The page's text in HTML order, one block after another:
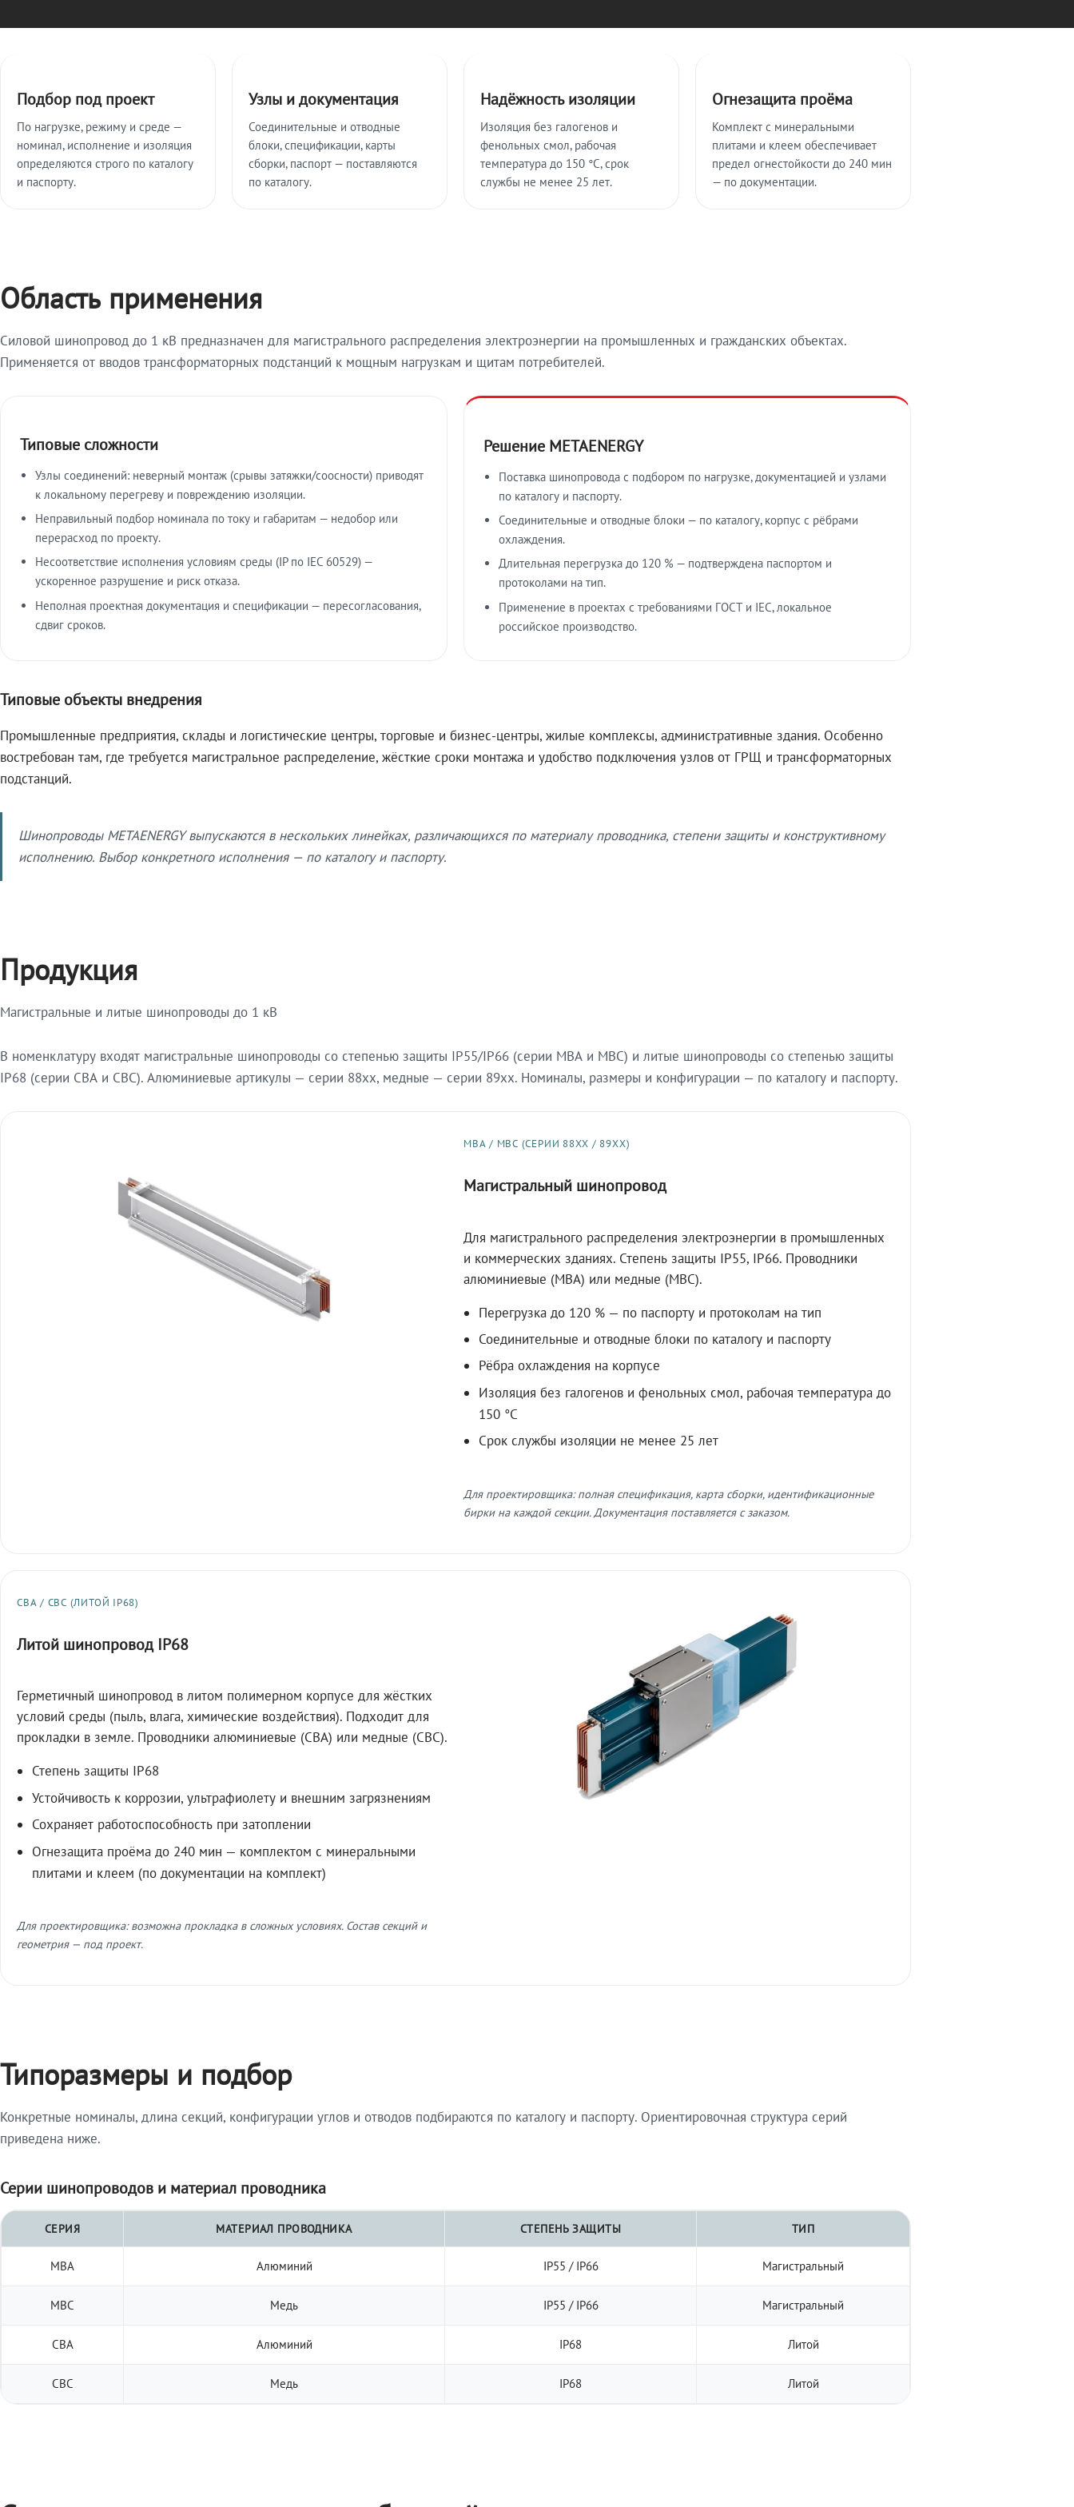
Подбор под проект
По нагрузке, режиму и среде —
номинал, исполнение и изоляция
определяются строго по каталогу
и паспорту.
Узлы и документация
Соединительные и отводные
блоки, спецификации, карты
сборки, паспорт — поставляются
по каталогу.
Надёжность изоляции
Изоляция без галогенов и
фенольных смол, рабочая
температура до 150 °C, срок
службы не менее 25 лет.
Огнезащита проёма
Комплект с минеральными
плитами и клеем обеспечивает
предел огнестойкости до 240 мин
— по документации.
Область применения
Силовой шинопровод до 1 кВ предназначен для магистрального распределения электроэнергии на промышленных и гражданских объектах.
Применяется от вводов трансформаторных подстанций к мощным нагрузкам и щитам потребителей.
Типовые сложности
Узлы соединений: неверный монтаж (срывы затяжки/соосности) приводят
к локальному перегреву и повреждению изоляции.
Неправильный подбор номинала по току и габаритам — недобор или
перерасход по проекту.
Несоответствие исполнения условиям среды (IP по IEC 60529) —
ускоренное разрушение и риск отказа.
Неполная проектная документация и спецификации — пересогласования,
сдвиг сроков.
Решение METAENERGY
Поставка шинопровода с подбором по нагрузке, документацией и узлами
по каталогу и паспорту.
Соединительные и отводные блоки — по каталогу, корпус с рёбрами
охлаждения.
Длительная перегрузка до 120 % — подтверждена паспортом и
протоколами на тип.
Применение в проектах с требованиями ГОСТ и IEC, локальное
российское производство.
Типовые объекты внедрения
Промышленные предприятия, склады и логистические центры, торговые и бизнес-центры, жилые комплексы, административные здания. Особенно
востребован там, где требуется магистральное распределение, жёсткие сроки монтажа и удобство подключения узлов от ГРЩ и трансформаторных
подстанций.
Шинопроводы METAENERGY выпускаются в нескольких линейках, различающихся по материалу проводника, степени защиты и конструктивному
исполнению. Выбор конкретного исполнения — по каталогу и паспорту.
Продукция
Магистральные и литые шинопроводы до 1 кВ
В номенклатуру входят магистральные шинопроводы со степенью защиты IP55/IP66 (серии МВА и МВС) и литые шинопроводы со степенью защиты
IP68 (серии СВА и СВС). Алюминиевые артикулы — серии 88xx, медные — серии 89xx. Номиналы, размеры и конфигурации — по каталогу и паспорту.
МВА / МВС (СЕРИИ 88XX / 89XX)
Магистральный шинопровод
Для магистрального распределения электроэнергии в промышленных
и коммерческих зданиях. Степень защиты IP55, IP66. Проводники
алюминиевые (МВА) или медные (МВС).
Перегрузка до 120 % — по паспорту и протоколам на тип
Соединительные и отводные блоки по каталогу и паспорту
Рёбра охлаждения на корпусе
Изоляция без галогенов и фенольных смол, рабочая температура до
150 °C
Срок службы изоляции не менее 25 лет
Для проектировщика: полная спецификация, карта сборки, идентификационные
бирки на каждой секции. Документация поставляется с заказом.
СВА / СВС (ЛИТОЙ IP68)
Литой шинопровод IP68
Герметичный шинопровод в литом полимерном корпусе для жёстких
условий среды (пыль, влага, химические воздействия). Подходит для
прокладки в земле. Проводники алюминиевые (СВА) или медные (СВС).
Степень защиты IP68
Устойчивость к коррозии, ультрафиолету и внешним загрязнениям
Сохраняет работоспособность при затоплении
Огнезащита проёма до 240 мин — комплектом с минеральными
плитами и клеем (по документации на комплект)
Для проектировщика: возможна прокладка в сложных условиях. Состав секций и
геометрия — под проект.
Типоразмеры и подбор
Конкретные номиналы, длина секций, конфигурации углов и отводов подбираются по каталогу и паспорту. Ориентировочная структура серий
приведена ниже.
Серии шинопроводов и материал проводника
СЕРИЯ МАТЕРИАЛ ПРОВОДНИКА СТЕПЕНЬ ЗАЩИТЫ ТИП
МВА Алюминий IP55 / IP66 Магистральный
МВС Медь IP55 / IP66 Магистральный
СВА Алюминий IP68 Литой
СВС Медь IP68 Литой